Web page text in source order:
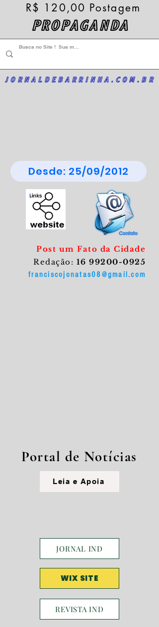
PROPAGANDA
R$ 120,00 Postagem
JORNALDEBARRINHA.COM.BR
Desde: 25/09/2012
Post um Fato da Cidade
Redação: 16 99200-0925
franciscojonatas08@gmail.com
Portal de Notícias
Leia e Apoia
JORNAL IND
WIX SITE
REVISTA IND